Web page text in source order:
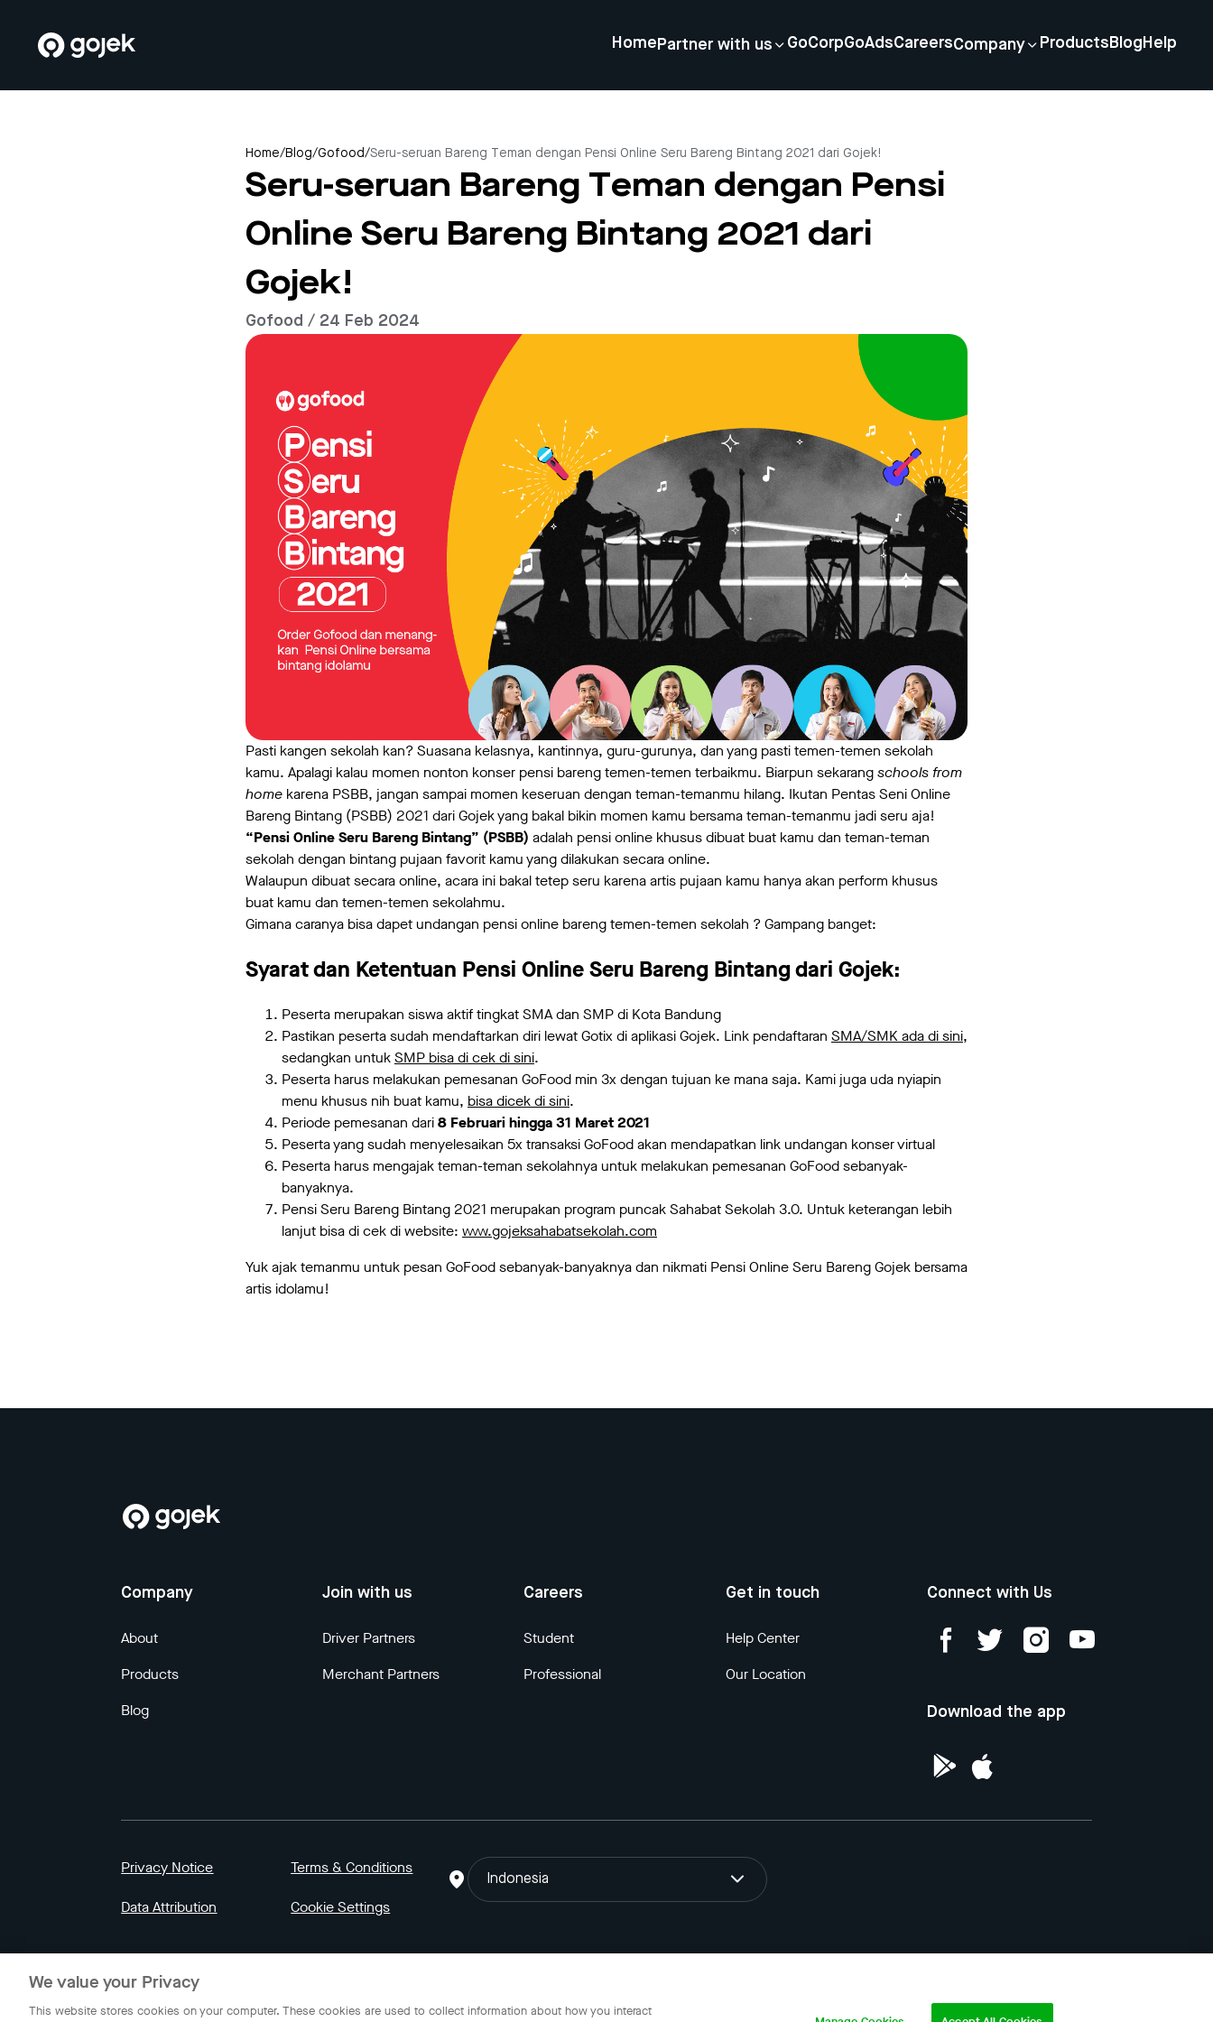
Home Partner with us GoCorpGoAdsCareersCompany Products Blog Help
Home/Blog/Gofood/Seru-seruan Bareng Teman dengan Pensi Online Seru Bareng Bintang 2021 dari Gojek!
Seru-seruan Bareng Teman dengan Pensi
Online Seru Bareng Bintang 2021 dari
Gojek!
Gofood / 24 Feb 2024
Pasti kangen sekolah kan? Suasana kelasnya, kantinnya, guru-gurunya, dan yang pasti temen-temen sekolah
kamu. Apalagi kalau momen nonton konser pensi bareng temen-temen terbaikmu. Biarpun sekarangschools from
home karena PSBB, jangan sampai momen keseruan dengan teman-temanmu hilang. Ikutan Pentas Seni Online
Bareng Bintang (PSBB) 2021 dari Gojek yang bakal bikin momen kamu bersama teman-temanmu jadi seru aja!
“Pensi Online Seru Bareng Bintang” (PSBB) adalah pensi online khusus dibuat buat kamu dan teman-teman
sekolah dengan bintang pujaan favorit kamu yang dilakukan secara online.
Walaupun dibuat secara online, acara ini bakal tetep seru karena artis pujaan kamu hanya akan perform khusus
buat kamu dan temen-temen sekolahmu.
Gimana caranya bisa dapet undangan pensi online bareng temen-temen sekolah ? Gampang banget:
Syarat dan Ketentuan Pensi Online Seru Bareng Bintang dari Gojek:
Peserta merupakan siswa aktif tingkat SMA dan SMP di Kota Bandung
Pastikan peserta sudah mendaftarkan diri lewat Gotix di aplikasi Gojek. Link pendaftaran SMA/SMK ada di sini,
sedangkan untukSMP bisa di cek di sini.
Peserta harus melakukan pemesanan GoFood min 3x dengan tujuan ke mana saja. Kami juga uda nyiapin
menu khusus nih buat kamu, bisa dicek di sini.
Periode pemesanan dari8 Februari hingga 31 Maret 2021
Peserta yang sudah menyelesaikan 5x transaksi GoFood akan mendapatkan link undangan konser virtual
Peserta harus mengajak teman-teman sekolahnya untuk melakukan pemesanan GoFood sebanyak-
banyaknya.
Pensi Seru Bareng Bintang 2021 merupakan program puncak Sahabat Sekolah 3.0. Untuk keterangan lebih
lanjut bisa di cek di website: www.gojeksahabatsekolah.com
Yuk ajak temanmu untuk pesan GoFood sebanyak-banyaknya dan nikmati Pensi Online Seru Bareng Gojek bersama
artis idolamu!
Company
About
Products
Blog
Join with us
Driver Partners
Merchant Partners
Careers
Student
Professional
Get in touch
Help Center
Our Location
Connect with Us
Download the app
Privacy Notice Terms & Conditions
Data Attribution Cookie Settings
Indonesia
Indonesia.
We value your Privacy
This website stores cookies on your computer. These cookies are used to collect information about how you interact